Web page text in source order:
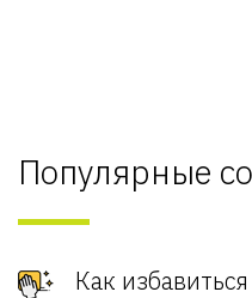
Популярные
Как